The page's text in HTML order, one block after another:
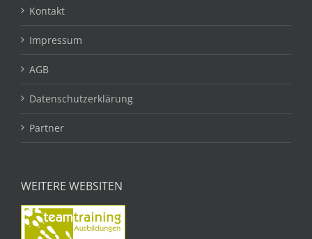
Kontakt
Impressum
AGB
Datenschutzerklärung
Partner
WEITERE WEBSITEN